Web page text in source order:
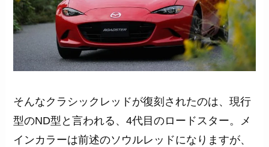
そんなクラシックレッドが復刻されたのは、現行
型のND型と言われる、4代目のロードスター。メ
インカラーは前述のソウルレッドになりますが、